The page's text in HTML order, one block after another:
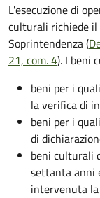
L'esecuzione di
culturali richiede il
Soprintendenza (
21, com. 4). I beni
beni per i
la verifica di
beni per i
di
beni culturali
settanta anni
intervenuta